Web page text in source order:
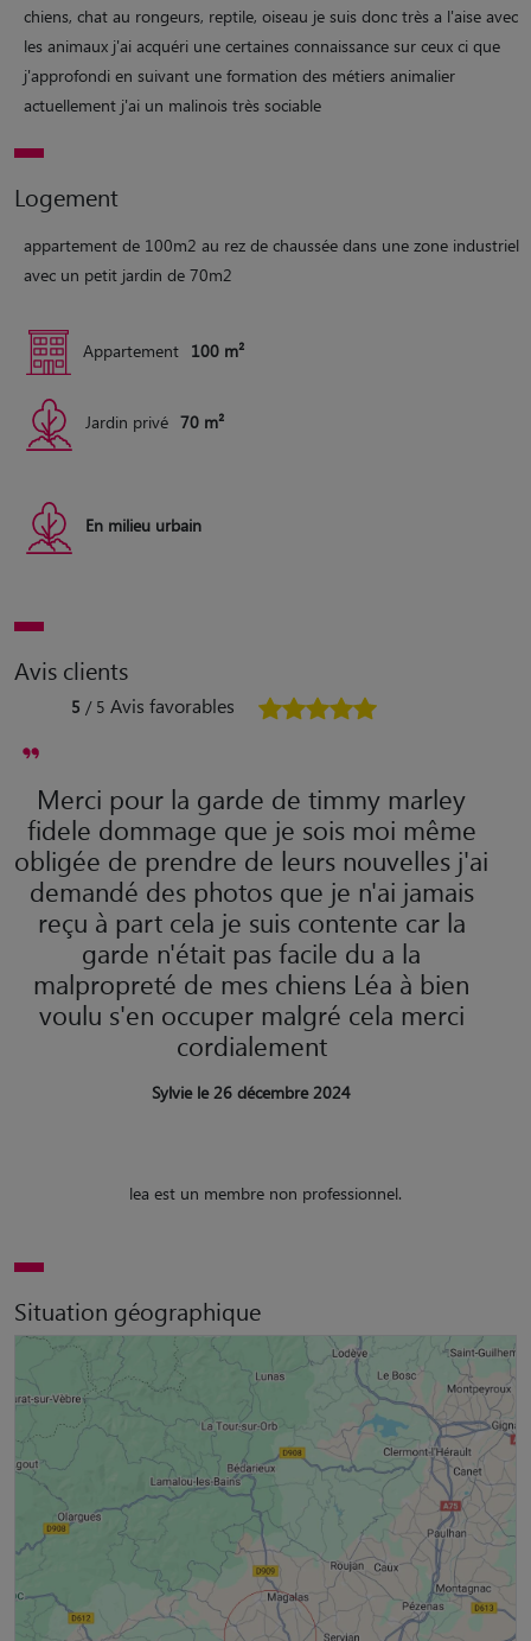
chiens, chat au rongeurs, reptile, oiseau je suis donc très a l'aise avec
les animaux j'ai acquéri une certaines connaissance sur ceux ci que
j'approfondi en suivant une formation des métiers animalier
actuellement j'ai un malinois très sociable
Logement
appartement de 100m2 au rez de chaussée dans une zone industriel
avec un petit jardin de 70m2
Appartement 100 m²
Jardin privé 70 m²
En milieu urbain
Avis clients
5 / 5 Avis favorables
Merci pour la garde de timmy marley
fidele dommage que je sois moi même
obligée de prendre de leurs nouvelles j'ai
demandé des photos que je n'ai jamais
reçu à part cela je suis contente car la
garde n'était pas facile du a la
malpropreté de mes chiens Léa à bien
voulu s'en occuper malgré cela merci
cordialement
Sylvie le 26 décembre 2024
lea est un membre non professionnel.
Situation géographique